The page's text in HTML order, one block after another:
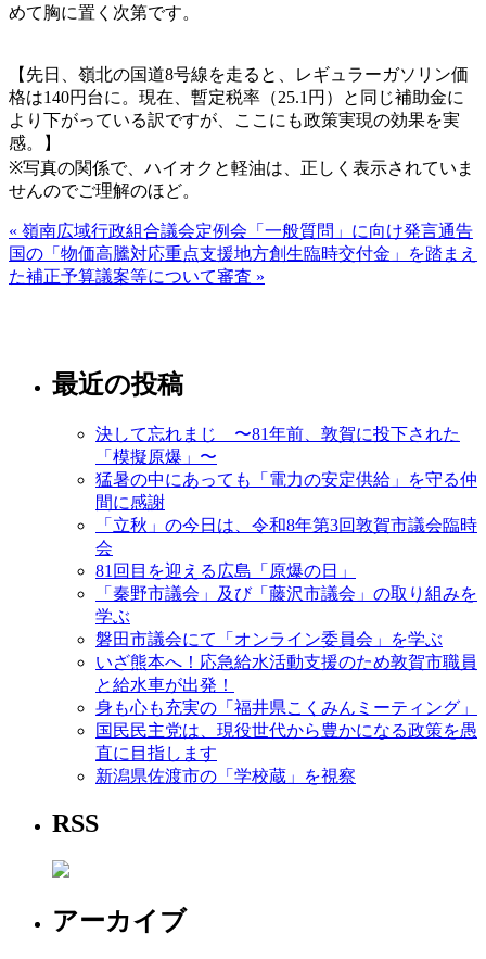
めて胸に置く次第です。
【先日、嶺北の国道8号線を走ると、レギュラーガソリン価
格は140円台に。現在、暫定税率（25.1円）と同じ補助金に
より下がっている訳ですが、ここにも政策実現の効果を実
感。】
※写真の関係で、ハイオクと軽油は、正しく表示されていま
せんのでご理解のほど。
« 嶺南広域行政組合議会定例会「一般質問」に向け発言通告
国の「物価高騰対応重点支援地方創生臨時交付金」を踏まえ
た補正予算議案等について審査 »
最近の投稿
決して忘れまじ 〜81年前、敦賀に投下された
「模擬原爆」〜
猛暑の中にあっても「電力の安定供給」を守る仲
間に感謝
「立秋」の今日は、令和8年第3回敦賀市議会臨時
会
81回目を迎える広島「原爆の日」
「秦野市議会」及び「藤沢市議会」の取り組みを
学ぶ
磐田市議会にて「オンライン委員会」を学ぶ
いざ熊本へ！応急給水活動支援のため敦賀市職員
と給水車が出発！
身も心も充実の「福井県こくみんミーティング」
国民民主党は、現役世代から豊かになる政策を愚
直に目指します
新潟県佐渡市の「学校蔵」を視察
RSS
アーカイブ